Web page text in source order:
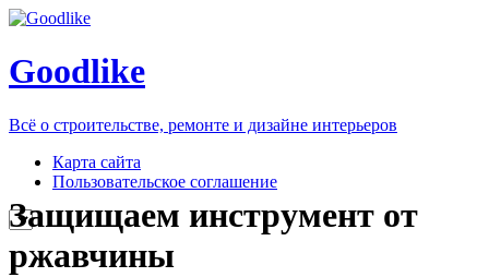
Goodlike
Всё о строительстве, ремонте и дизайне интерьеров
Карта сайта
Пользовательское соглашение
Защищаем инструмент от
ржавчины